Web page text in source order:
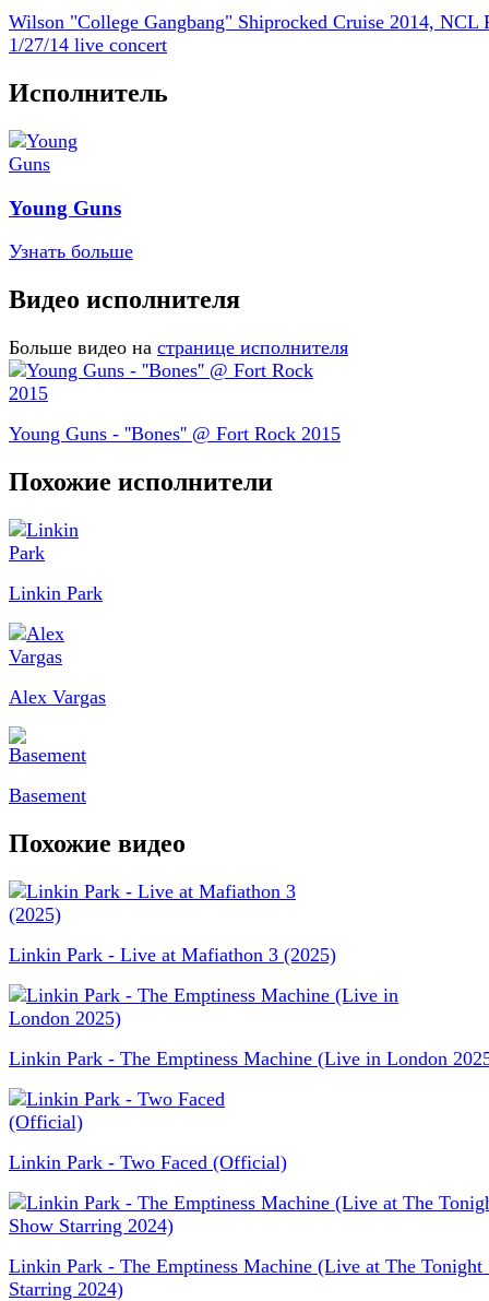
Wilson "College Gangbang" Shiprocked Cruise 2014, NCL
1/27/14 live concert
Исполнитель
Young Guns
Узнать больше
Видео исполнителя
Больше видео на странице исполнителя
Young Guns - ''Bones'' @ Fort Rock 2015
Похожие исполнители
Linkin Park
Alex Vargas
Basement
Похожие видео
Linkin Park - Live at Mafiathon 3 (2025)
Linkin Park - The Emptiness Machine (Live in London
Linkin Park - Two Faced (Official)
Linkin Park - The Emptiness Machine (Live at The Tonight
Starring 2024)